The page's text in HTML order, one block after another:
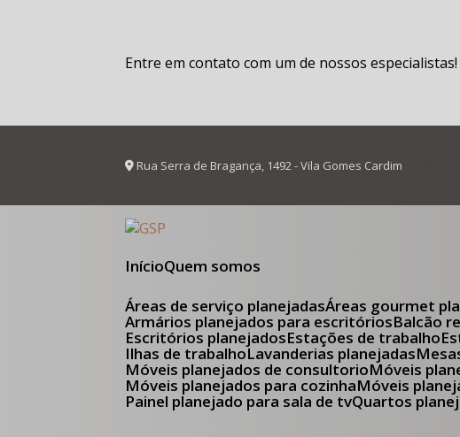
Entre em contato com um de nossos especialistas!
Rua Serra de Bragança, 1492 - Vila Gomes Cardim
Início Quem somos
Áreas de serviço planejadas Áreas gourmet
Armários planejados para escritórios Balcão
Escritórios planejados Estações de trabalho
Ilhas de trabalho Lavanderias planejadas
Móveis planejados de consultorio Móveis
Móveis planejados para cozinha Móveis
Painel planejado para sala de tv Quartos